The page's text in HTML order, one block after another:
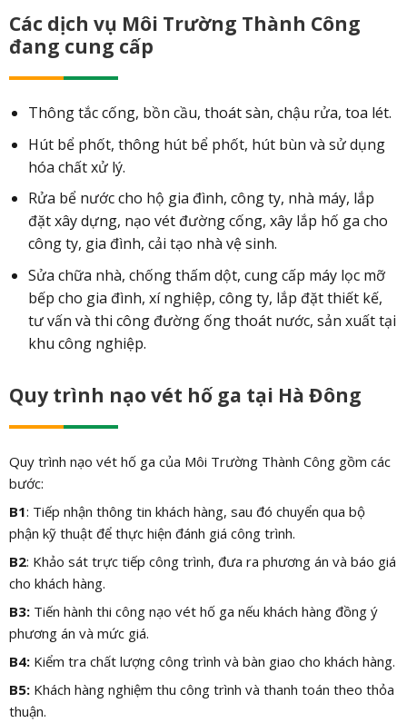
Các dịch vụ Môi Trường Thành Công
đang cung cấp
Thông tắc cống, bồn cầu, thoát sàn, chậu rửa, toa lét.
Hút bể phốt, thông hút bể phốt, hút bùn và sử dụng
hóa chất xử lý.
Rửa bể nước cho hộ gia đình, công ty, nhà máy, lắp
đặt xây dựng, nạo vét đường cống, xây lắp hố ga cho
công ty, gia đình, cải tạo nhà vệ sinh.
Sửa chữa nhà, chống thấm dột, cung cấp máy lọc mỡ
bếp cho gia đình, xí nghiệp, công ty, lắp đặt thiết kế,
tư vấn và thi công đường ống thoát nước, sản xuất tại
khu công nghiệp.
Quy trình nạo vét hố ga tại Hà Đông
Quy trình nạo vét hố ga của Môi Trường Thành Công gồm các
bước:
B1: Tiếp nhận thông tin khách hàng, sau đó chuyển qua bộ
phận kỹ thuật để thực hiện đánh giá công trình.
B2: Khảo sát trực tiếp công trình, đưa ra phương án và báo giá
cho khách hàng.
B3:Tiến hành thi công nạo vét hố ga nếu khách hàng đồng ý
phương án và mức giá.
B4:Kiểm tra chất lượng công trình và bàn giao cho khách hàng.
B5:Khách hàng nghiệm thu công trình và thanh toán theo thỏa
thuận.